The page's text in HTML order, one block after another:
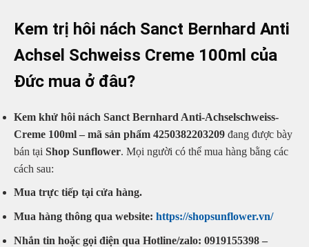
Kem trị hôi nách Sanct Bernhard Anti
Achsel Schweiss Creme 100ml của
Đức mua ở đâu?
Kem khử hôi nách Sanct Bernhard Anti-Achselschweiss-
Creme 100ml – mã sản phẩm 4250382203209 đang được bày
bán tại Shop Sunflower. Mọi người có thể mua hàng bằng các
cách sau:
Mua trực tiếp tại cửa hàng.
Mua hàng thông qua website: https://shopsunflower.vn/
Nhắn tin hoặc gọi điện qua Hotline/zalo: 0919155398 –